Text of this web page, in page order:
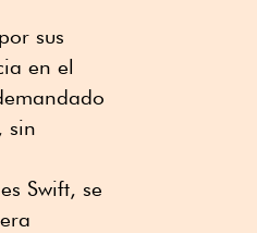
sus
en el
sin
Swift, se